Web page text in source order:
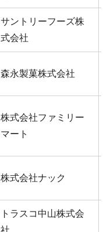
サントリーフーズ株
式会社
森永製菓株式会社
株式会社ファミリー
マート
株式会社ナック
トラスコ中山株式会